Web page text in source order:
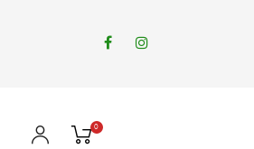
Facebook
0